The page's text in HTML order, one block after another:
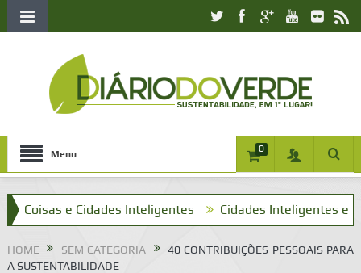
Menu 0
e Cidades Inteligentes Cidades Inteligentes e o que
HOME SEM CATEGORIA
40 CONTRIBUIÇÕES PESSOAIS PARA
A SUSTENTABILIDADE